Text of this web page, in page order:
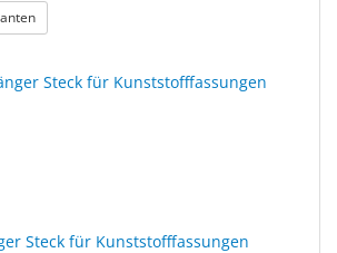
: Naxos Vorhänger Steck für Metallfassungen
Steck für Kunststofffassungen